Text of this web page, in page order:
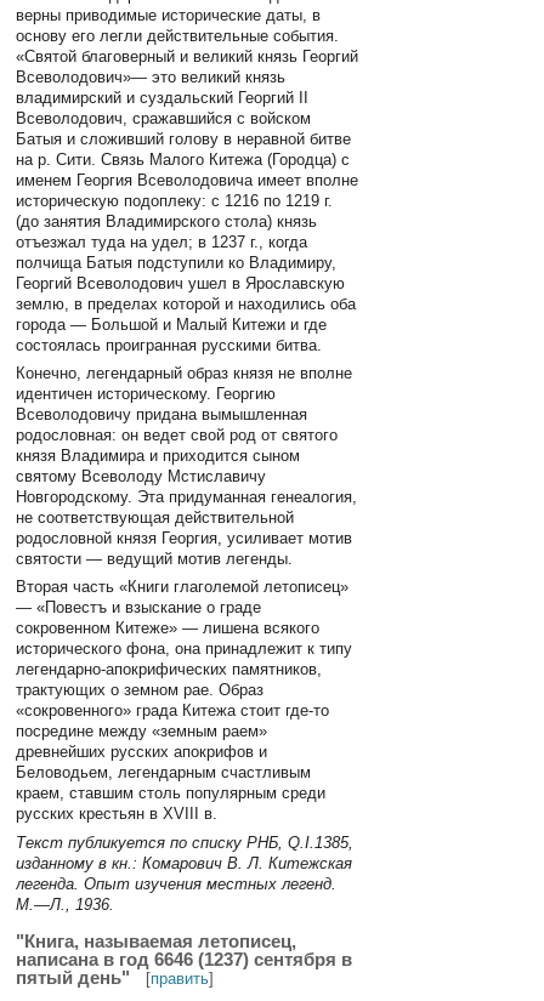
верны приводимые исторические даты, в
основу его легли действительные события.
«Святой благоверный и великий князь Георгий
Всеволодович»— это великий князь
владимирский и суздальский Георгий II
Всеволодович, сражавшийся с войском
Батыя и сложивший голову в неравной битве
на р. Сити. Связь Малого Китежа (Городца) с
именем Георгия Всеволодовича имеет вполне
историческую подоплеку: с 1216 по 1219 г.
(до занятия Владимирского стола) князь
отъезжал туда на удел; в 1237 г., когда
полчища Батыя подступили ко Владимиру,
Георгий Всеволодович ушел в Ярославскую
землю, в пределах которой и находились оба
города — Большой и Малый Китежи и где
состоялась проигранная русскими битва.
Конечно, легендарный образ князя не вполне
идентичен историческому. Георгию
Всеволодовичу придана вымышленная
родословная: он ведет свой род от святого
князя Владимира и приходится сыном
святому Всеволоду Мстиславичу
Новгородскому. Эта придуманная генеалогия,
не соответствующая действительной
родословной князя Георгия, усиливает мотив
святости — ведущий мотив легенды.
Вторая часть «Книги глаголемой летописец»
— «Повестъ и взыскание о граде
сокровенном Китеже» — лишена всякого
исторического фона, она принадлежит к типу
легендарно-апокрифических памятников,
трактующих о земном рае. Образ
«сокровенного» града Китежа стоит где-то
посредине между «земным раем»
древнейших русских апокрифов и
Беловодьем, легендарным счастливым
краем, ставшим столь популярным среди
русских крестьян в XVIII в.
Текст публикуется по списку РНБ, Q.I.1385,
изданному в кн.: Комарович В. Л. Китежская
легенда. Опыт изучения местных легенд.
М.—Л., 1936.
"Книга, называемая летописец,
написана в год 6646 (1237) сентября в
пятый день"
[править]